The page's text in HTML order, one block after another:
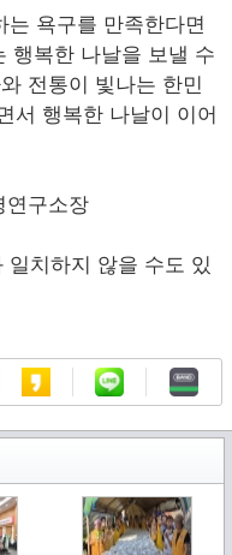
는 욕구를 만족한다면
행복한 나날을 보낼 수
전통이 빛나는 한민
서 행복한 나날이 이어
연구소장
치하지 않을 수도 있